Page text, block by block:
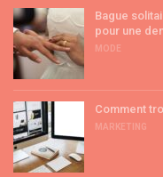
Bague
pour une
MODE
Comment
MARKETING